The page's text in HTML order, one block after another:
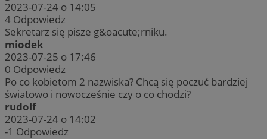
2023-07-24 o 14:05
4 Odpowiedz
Sekretarz się pisze g&oacute;rniku.
miodek
2023-07-25 o 17:46
0 Odpowiedz
Po co kobietom 2 nazwiska? Chcą się poczuć bardziej
światowo i nowocześnie czy o co chodzi?
rudolf
2023-07-24 o 14:02
-1 Odpowiedz